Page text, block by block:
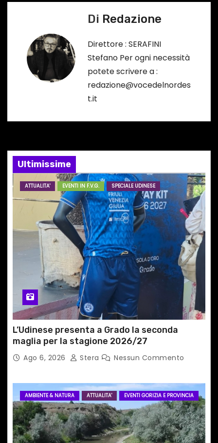
i
n
e
a
r
i
c
i
Di Redazione
Direttore : SERAFINI
Stefano Per ogni necessità
potete scrivere a :
redazione@vocedelnordes
t.it
Ultimissime
ATTUALITA' EVENTI IN F.V.G. SPECIALE UDINESE
L’Udinese presenta a Grado la seconda
maglia per la stagione 2026/27
Ago 6, 2026 Stera Nessun Commento
AMBIENTE & NATURA ATTUALITA' EVENTI GORIZIA E PROVINCIA